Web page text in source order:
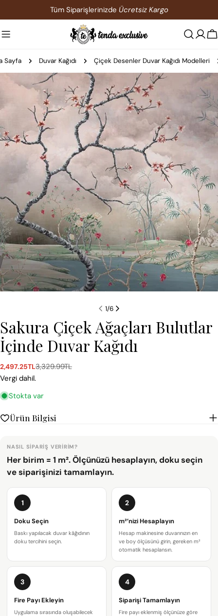
atla
Tüm Siparişlerinizde Ücretsiz Kargo
Sayfa Duvar Kağıdı Çiçek Desenler Duvar Kağıdı Modelleri
bilgilerine
medyasını modda açın
1/6
Sakura Çiçek Ağaçları Bulutlar
İçinde Duvar Kağıdı
Satış
ücreti
2,497.25TL
Normal
fiyat
3,329.99TL
Vergi dahil.
Stokta var
Ürün Bilgisi
NASIL SIPARIŞ VERIRIM?
Her birim = 1 m². Ölçünüzü hesaplayın, doku seçin
ve siparişinizi tamamlayın.
1
Doku Seçin
Baskı yapılacak duvar kâğıdının
doku tercihini seçin.
2
m²’nizi Hesaplayın
Hesap makinesine duvarınızın en
ve boy ölçüsünü girin, gereken m²
otomatik hesaplansın.
3
Fire Payı Ekleyin
Uygulama sırasında oluşabilecek
4
Siparişi Tamamlayın
Fire payı eklenmiş ölçünüze göre
Bir soru sor
Adınız